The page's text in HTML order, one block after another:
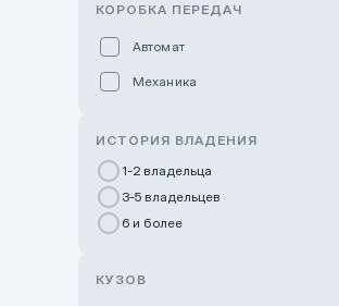
GWM Nurly Zhol
Chery Astana
КОРОБКА ПЕРЕДАЧ
Автомат
Механика
ИСТОРИЯ ВЛАДЕНИЯ
1-2 владельца
3-5 владельцев
6 и более
КУЗОВ